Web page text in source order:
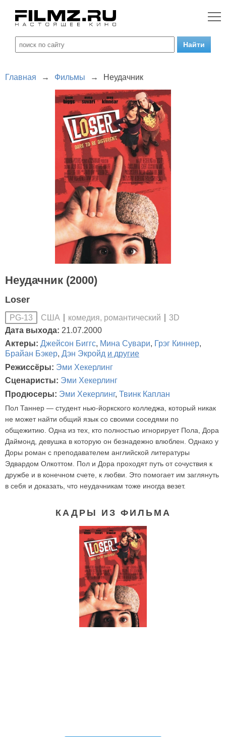
Главная → Фильмы → Неудачник
Неудачник (2000)
Loser
PG-13 США комедия, романтический
3D
Дата выхода: 21.07.2000
Актеры: Джейсон Биггс, Мина Сувари, Грэг Киннер,
Брайан Бэкер, Дэн Экройд и другие
Режиссёры: Эми Хекерлинг
Сценаристы: Эми Хекерлинг
Продюсеры: Эми Хекерлинг, Твинк Каплан
Пол Таннер — студент нью-йоркского колледжа, который никак
не может найти общий язык со своими соседями по
общежитию. Одна из тех, кто полностью игнорирует Пола, Дора
Даймонд, девушка в которую он безнадежно влюблен. Однако у
Доры роман с преподавателем английской литературы
Эдвардом Олкоттом. Пол и Дора проходят путь от сочуствия к
дружбе и в конечном счете, к любви. Это помогает им заглянуть
в себя и доказать, что неудачникам тоже иногда везет.
КАДРЫ ИЗ ФИЛЬМА